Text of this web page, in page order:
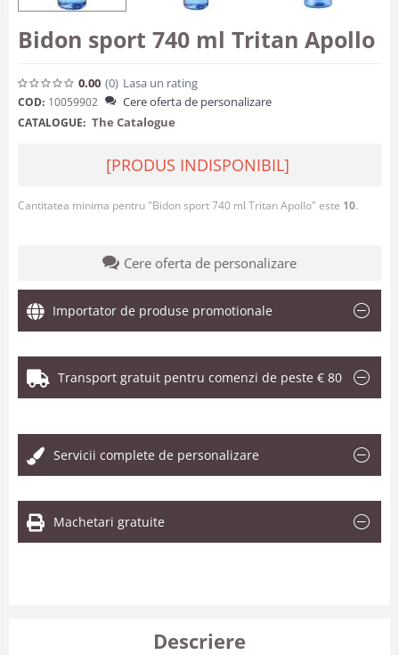
Bidon sport 740 ml Tritan Apollo
0.00 (0) Lasa un rating
COD: 10059902 Cere oferta de personalizare
CATALOGUE: The Catalogue
[PRODUS INDISPONIBIL]
Cantitatea minima pentru "Bidon sport 740 ml Tritan Apollo" este 10.
Cere oferta de personalizare
Importator de produse promotionale
Transport gratuit pentru comenzi de peste € 80
Servicii complete de personalizare
Machetari gratuite
Descriere